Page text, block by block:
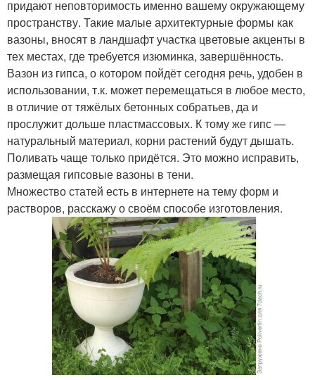
придают неповторимость именно вашему окружающему
пространству. Такие малые архитектурные формы как
вазоны, вносят в ландшафт участка цветовые акценты в
тех местах, где требуется изюминка, завершённость.
Вазон из гипса, о котором пойдёт сегодня речь, удобен в
использовании, т.к. может перемещаться в любое место,
в отличие от тяжёлых бетонных собратьев, да и
прослужит дольше пластмассовых. К тому же гипс —
натуральный материал, корни растений будут дышать.
Поливать чаще только придётся. Это можно исправить,
размещая гипсовые вазоны в тени.
Множество статей есть в интернете на тему форм и
растворов, расскажу о своём способе изготовления.